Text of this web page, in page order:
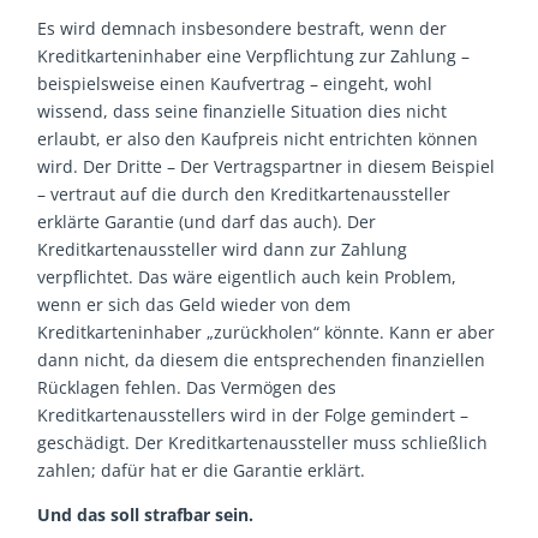
Es wird demnach insbesondere bestraft, wenn der
Kreditkarteninhaber eine Verpflichtung zur Zahlung –
beispielsweise einen Kaufvertrag – eingeht, wohl
wissend, dass seine finanzielle Situation dies nicht
erlaubt, er also den Kaufpreis nicht entrichten können
wird. Der Dritte – Der Vertragspartner in diesem Beispiel
– vertraut auf die durch den Kreditkartenaussteller
erklärte Garantie (und darf das auch). Der
Kreditkartenaussteller wird dann zur Zahlung
verpflichtet. Das wäre eigentlich auch kein Problem,
wenn er sich das Geld wieder von dem
Kreditkarteninhaber „zurückholen“ könnte. Kann er aber
dann nicht, da diesem die entsprechenden finanziellen
Rücklagen fehlen. Das Vermögen des
Kreditkartenausstellers wird in der Folge gemindert –
geschädigt. Der Kreditkartenaussteller muss schließlich
zahlen; dafür hat er die Garantie erklärt.
Und das soll strafbar sein.